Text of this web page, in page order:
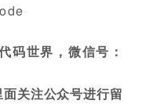
码世界，微信号：
关注公众号进行留